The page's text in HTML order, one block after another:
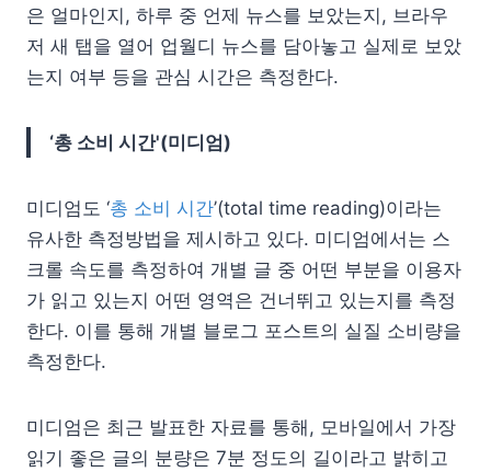
은 얼마인지, 하루 중 언제 뉴스를 보았는지, 브라우
저 새 탭을 열어 업월디 뉴스를 담아놓고 실제로 보았
는지 여부 등을 관심 시간은 측정한다.
‘총 소비 시간'(미디엄)
미디엄도 ‘총 소비 시간’(total time reading)이라는
유사한 측정방법을 제시하고 있다. 미디엄에서는 스
크롤 속도를 측정하여 개별 글 중 어떤 부분을 이용자
가 읽고 있는지 어떤 영역은 건너뛰고 있는지를 측정
한다. 이를 통해 개별 블로그 포스트의 실질 소비량을
측정한다.
미디엄은 최근 발표한 자료를 통해, 모바일에서 가장
읽기 좋은 글의 분량은 7분 정도의 길이라고 밝히고